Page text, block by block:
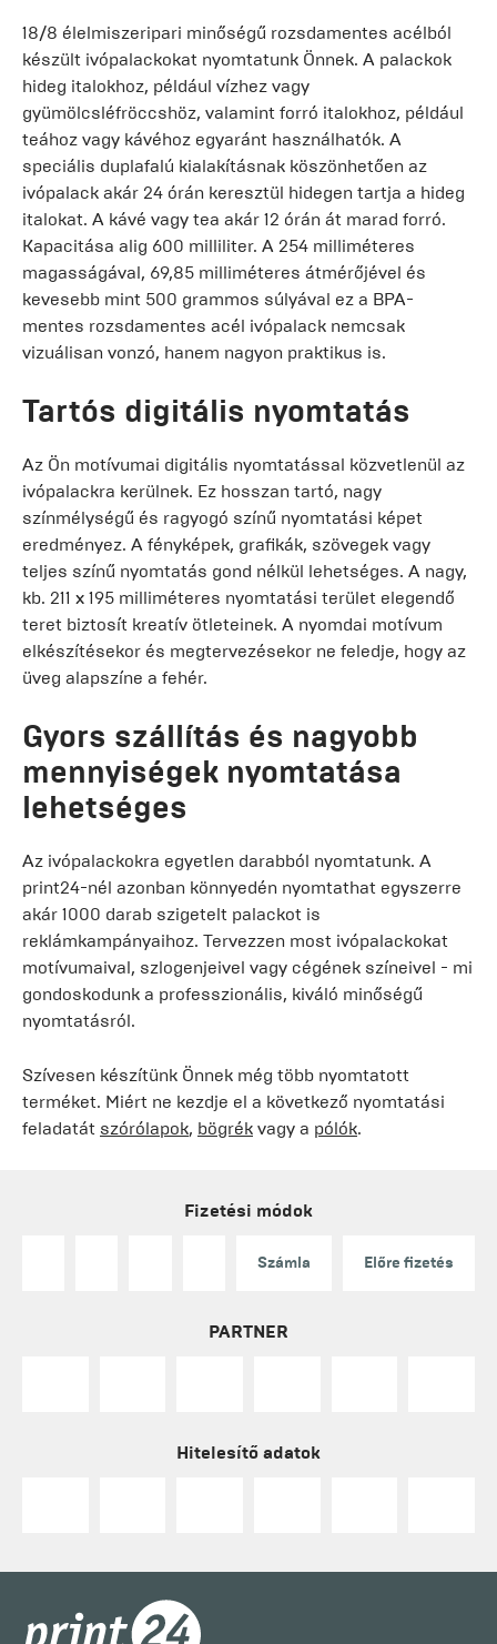
18/8 élelmiszeripari minőségű rozsdamentes acélból
készült ivópalackokat nyomtatunk Önnek. A palackok
hideg italokhoz, például vízhez vagy
gyümölcsléfröccshöz, valamint forró italokhoz, például
teához vagy kávéhoz egyaránt használhatók. A
speciális duplafalú kialakításnak köszönhetően az
ivópalack akár 24 órán keresztül hidegen tartja a hideg
italokat. A kávé vagy tea akár 12 órán át marad forró.
Kapacitása alig 600 milliliter. A 254 milliméteres
magasságával, 69,85 milliméteres átmérőjével és
kevesebb mint 500 grammos súlyával ez a BPA-
mentes rozsdamentes acél ivópalack nemcsak
vizuálisan vonzó, hanem nagyon praktikus is.
Tartós digitális nyomtatás
Az Ön motívumai digitális nyomtatással közvetlenül az
ivópalackra kerülnek. Ez hosszan tartó, nagy
színmélységű és ragyogó színű nyomtatási képet
eredményez. A fényképek, grafikák, szövegek vagy
teljes színű nyomtatás gond nélkül lehetséges. A nagy,
kb. 211 x 195 milliméteres nyomtatási terület elegendő
teret biztosít kreatív ötleteinek. A nyomdai motívum
elkészítésekor és megtervezésekor ne feledje, hogy az
üveg alapszíne a fehér.
Gyors szállítás és nagyobb
mennyiségek nyomtatása
lehetséges
Az ivópalackokra egyetlen darabból nyomtatunk. A
print24-nél azonban könnyedén nyomtathat egyszerre
akár 1000 darab szigetelt palackot is
reklámkampányaihoz. Tervezzen most ivópalackokat
motívumaival, szlogenjeivel vagy cégének színeivel - mi
gondoskodunk a professzionális, kiváló minőségű
nyomtatásról.
Szívesen készítünk Önnek még több nyomtatott
terméket. Miért ne kezdje el a következő nyomtatási
feladatát szórólapok, bögrék vagy a pólók.
Fizetési módok
Számla Előre fizetés
PARTNER
Hitelesítő adatok